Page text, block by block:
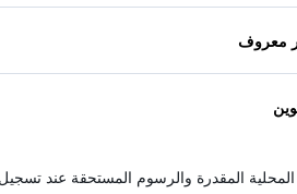
معروف
المقدرة والرسوم المستحقة عند تسجيل